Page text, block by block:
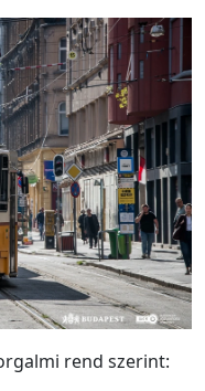
rend szerint: